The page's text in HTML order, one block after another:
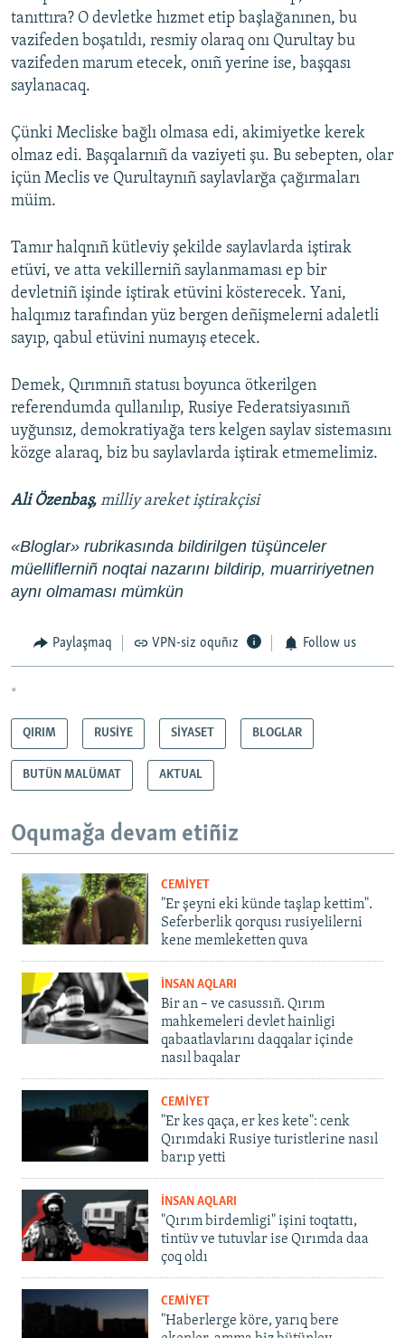
tanıttıra? O devletke hızmet etip başlağanınen, bu
vazifeden boşatıldı, resmiy olaraq onı Qurultay bu
vazifeden marum etecek, onıñ yerine ise, başqası
saylanacaq.
Çünki Mecliske bağlı olmasa edi, akimiyetke kerek
olmaz edi. Başqalarnıñ da vaziyeti şu. Bu sebepten, olar
içün Meclis ve Qurultaynıñ saylavlarğa çağırmaları
müim.
Tamır halqnıñ kütleviy şekilde saylavlarda iştirak
etüvi, ve atta vekillerniñ saylanmaması ep bir
devletniñ işinde iştirak etüvini kösterecek. Yani,
halqımız tarafından yüz bergen deñişmelerni adaletli
sayıp, qabul etüvini numayış etecek.
Demek, Qırımnıñ statusı boyunca ötkerilgen
referendumda qullanılıp, Rusiye Federatsiyasınıñ
uyğunsız, demokratiyağa ters kelgen saylav sistemasını
közge alaraq, biz bu saylavlarda iştirak etmemelimiz.
Ali Özenbaş, milliy areket iştirakçisi
«Bloglar» rubrikasında bildirilgen tüşünceler
müelliflerniñ noqtai nazarını bildirip, muarririyetnen
aynı olmaması mümkün
Paylaşmaq VPN-siz oquñız Follow us
*
QIRIM RUSİYE SİYASET BLOGLAR
BUTÜN MALÜMAT AKTUAL
Oqumağa devam etiñiz
CEMİYET
"Er şeyni eki künde taşlap kettim".
Seferberlik qorqusı rusiyelilerni
kene memleketten quva
İNSAN AQLARI
Bir an – ve casussıñ. Qırım
mahkemeleri devlet hainligi
qabaatlavlarını daqqalar içinde
nasıl baqalar
CEMİYET
"Er kes qaça, er kes kete": cenk
Qırımdaki Rusiye turistlerine nasıl
barıp yetti
İNSAN AQLARI
"Qırım birdemligi" işini toqtattı,
tintüv ve tutuvlar ise Qırımda daa
çoq oldı
CEMİYET
"Haberlerge köre, yarıq bere